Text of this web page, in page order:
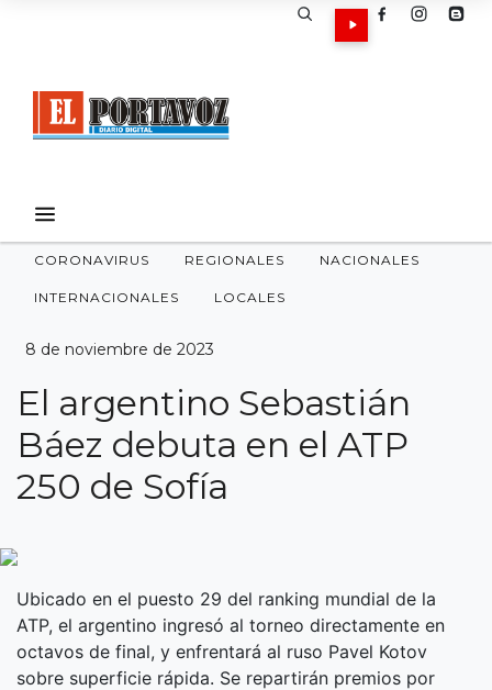
CORONAVIRUS REGIONALES NACIONALES
INTERNACIONALES LOCALES
8 de noviembre de 2023
El argentino Sebastián
Báez debuta en el ATP
250 de Sofía
Ubicado en el puesto 29 del ranking mundial de la
ATP, el argentino ingresó al torneo directamente en
octavos de final, y enfrentará al ruso Pavel Kotov
sobre superficie rápida. Se repartirán premios por